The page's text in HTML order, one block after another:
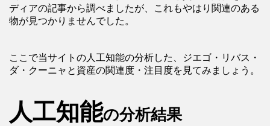
ディアの記事から調べましたが、これもやはり関連のある
物が見つかりませんでした。
ここで当サイトの人工知能の分析した、ジエゴ・リバス・
ダ・クーニャと資産の関連度・注目度を見てみましょう。
人工知能の分析結果